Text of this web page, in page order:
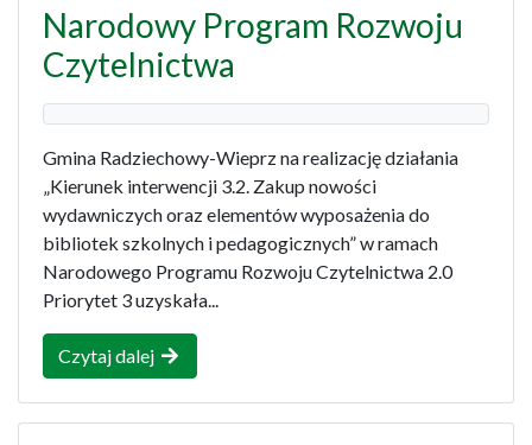
Narodowy Program Rozwoju
Czytelnictwa
Gmina Radziechowy-Wieprz na realizację działania
„Kierunek interwencji 3.2. Zakup nowości
wydawniczych oraz elementów wyposażenia do
bibliotek szkolnych i pedagogicznych” w ramach
Narodowego Programu Rozwoju Czytelnictwa 2.0
Priorytet 3 uzyskała...
Czytaj dalej